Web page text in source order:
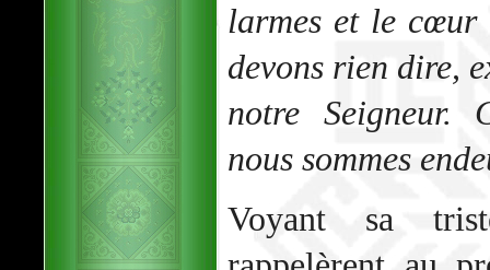
larmes et le cœur
devons rien dire,
notre Seigneur.
nous sommes
Voyant sa